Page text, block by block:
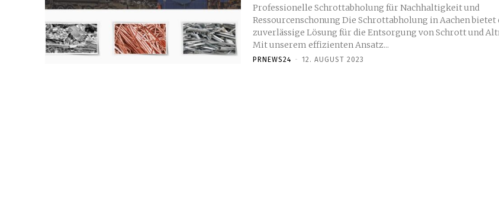
Professionelle Schrottabholung für Nachhaltigkeit und
Ressourcenschonung Die Schrottabholung in Aachen bietet
zuverlässige Lösung für die Entsorgung von Schrott und
Mit unserem effizienten Ansatz...
PRNEWS24 - 12. AUGUST 2023